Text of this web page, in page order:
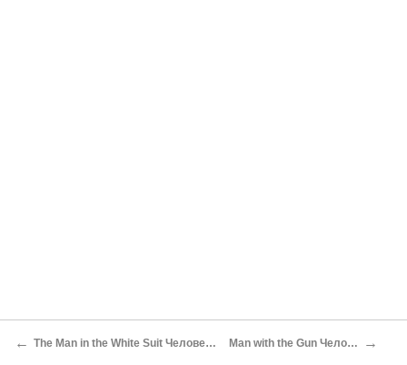
← The Man in the White Suit Человек в белом костюме Man with the Gun Человек с ружьем →